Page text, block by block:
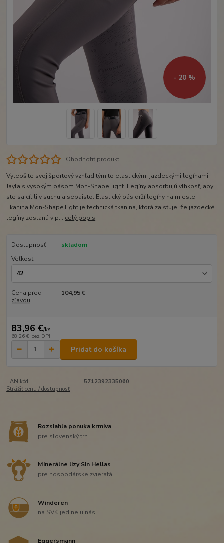
- 20 %
Ohodnotiť produkt
Vylepšite svoj športový vzhľad týmito elastickými jazdeckými legínami
Jayla s vysokým pásom Mon-ShapeTight. Legíny absorbujú vlhkosť, aby
ste sa cítili v suchu a sebaisto. Elastický pás drží legíny na mieste.
Tkanina Mon-ShapeTight je technická tkanina, ktorá zaisťuje, že jazdecké
legíny zostanú v p... celý popis
Dostupnosť
skladom
Veľkosť
Cena pred
zľavou
104,95 €
83,96 €/ks
68,26 € bez DPH
Pridať do košíka
EAN kód:
5712392335060
Strážiť cenu / dostupnosť
Rozsiahla ponuka krmiva
pre slovenský trh
Minerálne lizy Sin Hellas
pre hospodárske zvieratá
Winderen
na SVK jedine u nás
Eggersmann